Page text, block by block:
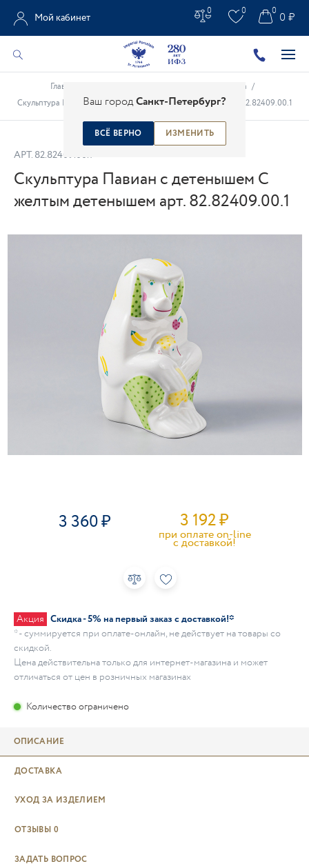
Ваш городСанкт-Петербург?
ВСЁ ВЕРНО ИЗМЕНИТЬ
Мой кабинет
0 0 0 ₽
0
Главная Анималистическая скульптура /
Скульптура Павиан с детенышем С желтым детенышем арт. 82.82409.00.1
АРТ. 82.82409.00.1
Скульптура Павиан с детенышем С
желтым детенышем арт. 82.82409.00.1
3 360 3 192₽
при оплате on-line
c доставкой!
Акция Скидка - 5% на первый заказ с доставкой!*
* - суммируется при оплате-онлайн, не действует на товары со
скидкой.
Цена действительна только для интернет-магазина и может
отличаться от цен в розничных магазинах
Количество ограничено
ОПИСАНИЕ
ДОСТАВКА
УХОД ЗА ИЗДЕЛИЕМ
ОТЗЫВЫ 0
ЗАДАТЬ ВОПРОС